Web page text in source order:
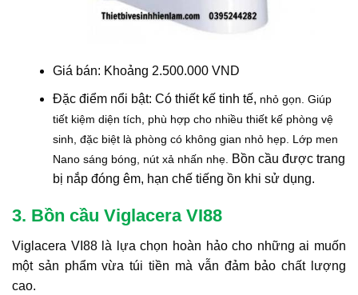
Giá bán: Khoảng 2.500.000 VND
Đặc điểm nổi bật: Có thiết kế tinh tế, nhỏ gọn . Giúp
tiết kiệm diện tích, phù hợp cho nhiều thiết kế phòng vệ
sinh, đặc biệt là phòng có không gian nhỏ hẹp. Lớp men
Nano sáng bóng, nút xả nhấn nhẹ.
Bồn cầu được trang
bị nắp đóng êm, hạn chế tiếng ồn khi sử dụng.
3. Bồn cầu Viglacera VI88
Viglacera VI88 là lựa chọn hoàn hảo cho những ai muốn
một sản phẩm vừa túi tiền mà vẫn đảm bảo chất lượng
cao.